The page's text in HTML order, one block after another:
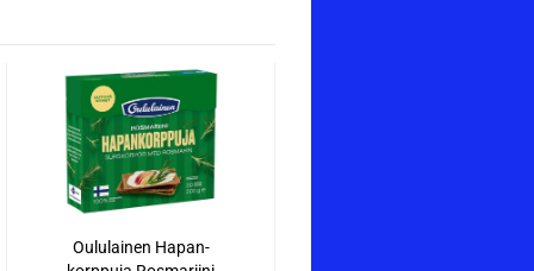
Ou­lu­lai­nen Ha­pan­